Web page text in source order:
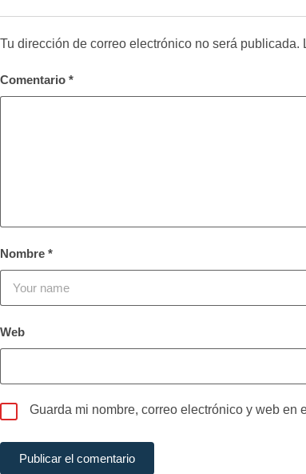
Tu dirección de correo electrónico no será publicada.
Comentario *
Nombre *
Web
Guarda mi nombre, correo electrónico y web en